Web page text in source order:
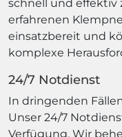
schnell und effektiv
erfahrenen
einsatzbereit und
komplexe
24/7 Notdienst
In dringenden
Unser 24/7
Verfügung. Wir